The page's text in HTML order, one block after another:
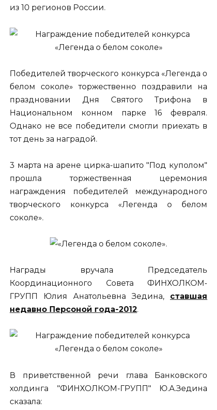
из 10 регионов России.
Победителей творческого конкурса «Легенда о
белом соколе» торжественно поздравили на
праздновании Дня Святого Трифона в
Национальном конном парке 16 февраля.
Однако не все победители смогли приехать в
тот день за наградой.
3 марта на арене цирка-шапито "Под куполом"
прошла торжественная церемония
награждения победителей международного
творческого конкурса «Легенда о белом
соколе».
Награды вручала Председатель
Координационного Совета ФИНХОЛКОМ-
ГРУПП Юлия Анатольевна Зедина, ставшая
недавно Персоной года-2012.
В приветственной речи глава Банковского
холдинга "ФИНХОЛКОМ-ГРУПП" Ю.А.Зедина
сказала: